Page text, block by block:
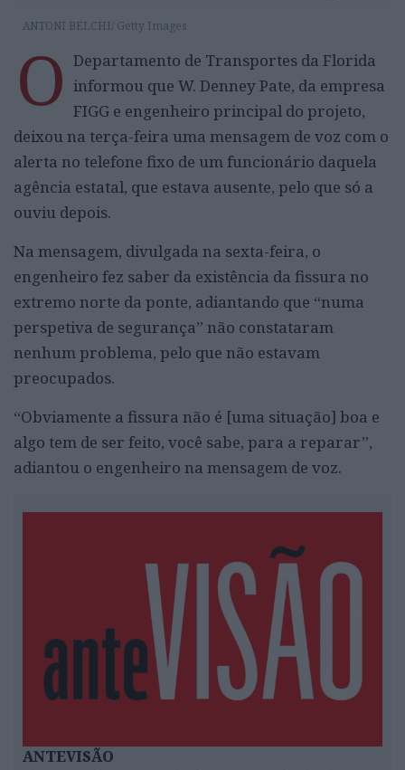
ANTONI BELCHI/ Getty Images
O Departamento de Transportes da Florida
informou que W. Denney Pate, da empresa
FIGG e engenheiro principal do projeto,
deixou na terça-feira uma mensagem de voz com o
alerta no telefone fixo de um funcionário daquela
agência estatal, que estava ausente, pelo que só a
ouviu depois.
Na mensagem, divulgada na sexta-feira, o
engenheiro fez saber da existência da fissura no
extremo norte da ponte, adiantando que “numa
perspetiva de segurança” não constataram
nenhum problema, pelo que não estavam
preocupados.
“Obviamente a fissura não é [uma situação] boa e
algo tem de ser feito, você sabe, para a reparar”,
adiantou o engenheiro na mensagem de voz.
ANTEVISÃO